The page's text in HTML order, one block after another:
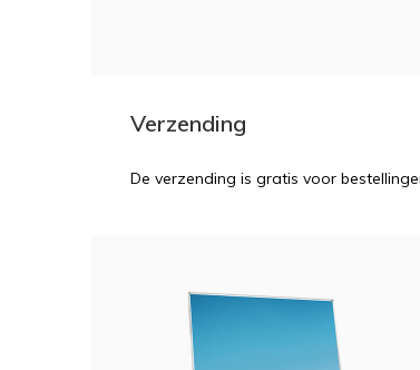
Verzending
De verzending is gratis voor